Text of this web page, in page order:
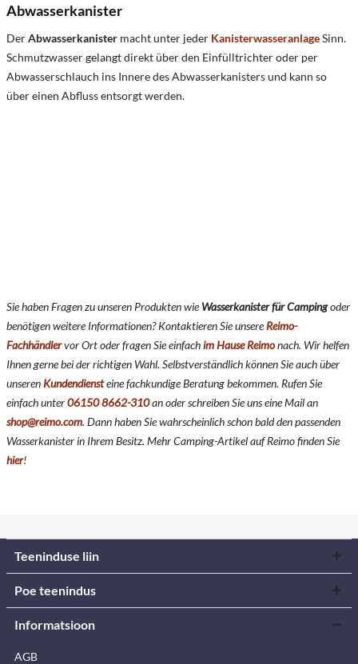
Abwasserkanister
DerAbwasserkanister macht unter jeder KanisterwasseranlageSinn.
Schmutzwasser gelangt direkt über den Einfülltrichter oder per
Abwasserschlauch ins Innere des Abwasserkanisters und kann so
über einen Abfluss entsorgt werden.
Sie haben Fragen zu unseren Produkten wieWasserkanister für Campingoder
benötigen weitere Informationen? Kontaktieren Sie unsereReimo-
Fachhändlervor Ort oder fragen Sie einfachim Hause Reimonach. Wir helfen
Ihnen gerne bei der richtigen Wahl. Selbstverständlich können Sie auch über
unseren Kundendiensteine fachkundige Beratung bekommen. Rufen Sie
einfach unter06150 8662-310an oder schreiben Sie uns eine Mail an
shop@reimo.com. Dann haben Sie wahrscheinlich schon bald den passenden
Wasserkanister in Ihrem Besitz. Mehr Camping-Artikel auf Reimo finden Sie
hier!
Teeninduse liin
Poe teenindus
Informatsioon
AGB